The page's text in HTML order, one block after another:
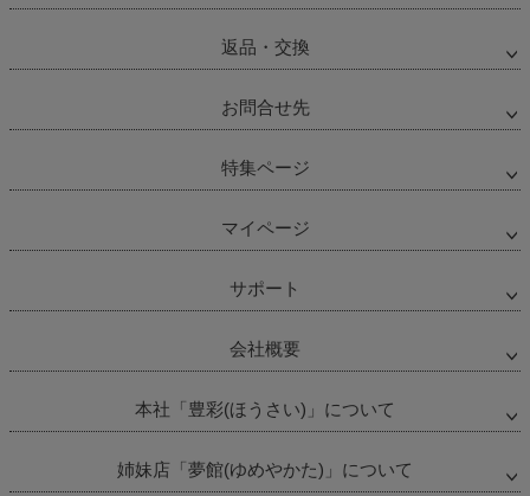
返品・交換
お問合せ先
特集ページ
マイページ
サポート
会社概要
本社「豊彩(ほうさい)」について
姉妹店「夢館(ゆめやかた)」について